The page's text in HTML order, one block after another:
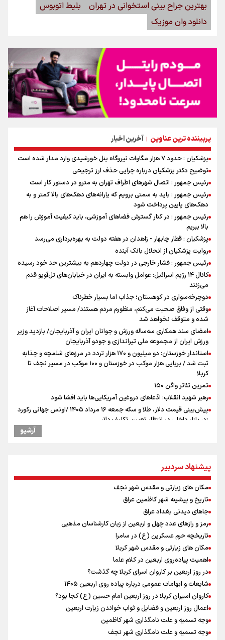
پربیننده ترین عناوین | آخرین اخبار
پزشکیان : حدود ۷ هزار مگاوات نیروگاه پنل خورشیدی وارد مدار شده است
توضیح دکتر پزشکیان درباره چرایی حذف ارز ترجیحی
رئیس جمهور : اتصال شهرهای اطراف تهران به مترو در دستور کار است
رئیس جمهور : باید به سمتی برویم که یارانه‌های دهک‌های بالا کمتر و به
دهک‌های پایین پرداخت شود
رئیس جمهور : در کنار گسترش فضاهای آموزشی، باید کیفیت آموزش را هم
بالا ببریم
پزشکیان : قطار چابهار - زاهدان در هفته دولت به بهره‌برداری می‌رسد
روایت پزشکیان از انحلال بانک آینده
رئیس جمهور : فشار خارجی در دولت چهاردهم به بیشترین حد خود رسیده
کانال ۱۴ رژیم اسرائیل: عوامل وابسته به ایران در خیابان‌های تل‌آویو قدم
می‌زنند
دوچرخه‌سواری در کوهستان؛ جذاب اما بسیار خطرناک
وقتی از وفاق صحبت می‌کنم، منظورم مردم هستند/ مسیر اصلاحات آغاز
شده و متوقف نخواهد شد
امضای سند همکاری سه‌ساله ورزش و جوانان ایران و آذربایجان/ بازدید وزیر
ورزش ایران از مجموعه ملی تیراندازی و جودو آذربایجان
استاندار خوزستان: دو میلیون و ۱۷۰ هزار تردد در مرزهای شلمچه و چذابه
ثبت شد / برپایی هزار موکب در خوزستان و ۱۰۰ موکب در مسیر نجف تا
کربلا
تمرین تئاتر واگن ۱۵۰
رهبر شهید انقلاب: ادّعاهای دروغین آمریکایی‌ها باید افشا شود
پیش‌بینی قیمت دلار، طلا و سکه جمعه ۱۶ مرداد ۱۴۰۵ /اونس جهانی رکورد
زد، بازار داخلی در انتظار تعیین تکلیف دلار
کانادا دو مظنون تیراندازی در نزدیکی کنسولگری آمریکا را بازداشت کرد
وزارت میراث فرهنگی
ترامپ انگشت تهدید را به سمت سوئیس گرفت؛ اقتصادتان را به هم
می‌ریزم
نصیری: امیدوارم با خوشرنگ‌ترین مدال‌ها به ایران برگردیم/ حضور شهاب
حسینی در اردو به تیم انگیزه می‌دهد/ امیدوارم پرسپولیس فصل موفقی
داشته باشد
میان صعود و سقوط
افزایش تعداد قربانیان تیراندازی در مدرسه تایلندی
دانیال شه‌بخش: اردوی ازبکستان کیفیت فنی تیم ملی را بالا برد/ برای
مدال ناگویا باید قهرمانان جهان و المپیک را شکست دهیم
از گوشت ۴ هزار تومانی تا بازار میلیونی/ چرا با افت ۳۰ درصدی قیمت دام،
گوشت ارزان نمی‌شود
آرشیو
پیشنهاد سردبیر
مکان های زیارتی و مقدس شهر نجف
تاریخ و پیشینه شهر کاظمین عراق
جاهای دیدنی بغداد عراق
رمز و رازهای عدد چهل و اربعین از زبان کارشناسان مذهبی
تاریخچه حرم عسکرین (ع) در سامرا
مکان های زیارتی و مقدس شهر کربلا
اهمیت پیاده‌روی اربعین در کلام علما
در روز اربعین بر کاروان اسرای کربلا چه گذشت؟
شایعات و ابهامات عمومی درباره پیاده روی اربعین ۱۴۰۵
کاروان اسیران کربلا در روز اربعین امام حسین (ع) کجا بود؟
اعمال روز اربعین و فضایل و ثواب خواندن زیارت اربعین
وجه تسمیه و علت نامگذاری شهر کاظمین
وجه تسمیه و علت نامگذاری شهر نجف
بهترین جراح بینی استخوانی در تهران
بلیط اتوبوس
دانلود وان موزیک